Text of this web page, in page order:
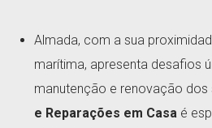
Almada, com a sua
marítima, apresenta desafios
manutenção e renovação dos
e Reparações em Casa é